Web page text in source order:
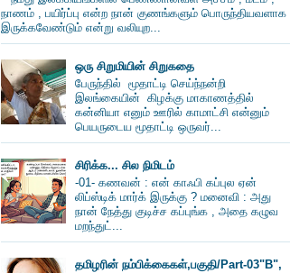
நாணம் , பயிர்ப்பு என்ற நான் குணங்களும் பொருந்தியவளாக
இருக்கவேண்டும் என்று வலியுற...
ஒரு சிறுமியின் சிறுகதை
பேருந்தில் மூதாட்டி செய்ந்நன்றி
இலங்கையின் கிழக்கு மாகாணத்தில்
கன்னியா எனும் ஊரில் காமாட்சி என்னும்
பெயருடைய மூதாட்டி ஒருவர்...
சிரிக்க... சில நிமிடம்
-01- கணவன் : என் காஃபி கப்புல ஏன்
லிப்ஸ்டிக் மார்க் இருக்கு ? மனைவி : அது
நான் நேத்து குடிச்ச கப்புங்க , அதை கழுவ
மறந்துட்...
தமிழரின் நம்பிக்கைகள்,பகுதி/Part-03"B",